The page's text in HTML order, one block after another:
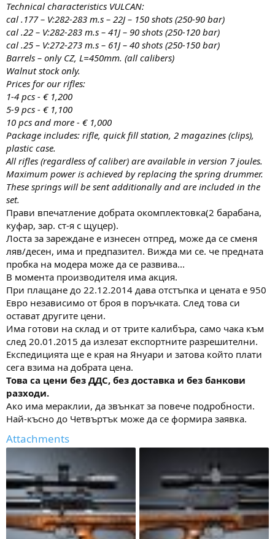
Technical characteristics VULCAN:
cal .177 – V:282-283 m.s – 22J – 150 shots (250-90 bar)
cal .22 – V:282-283 m.s – 41J – 90 shots (250-120 bar)
cal .25 – V:272-273 m.s – 61J – 40 shots (250-150 bar)
Barrels – only CZ, L=450mm. (all calibers)
Walnut stock only.
Prices for our rifles:
1-4 pcs - € 1,200
5-9 pcs - € 1,100
10 pcs and more - € 1,000
Package includes: rifle, quick fill station, 2 magazines (clips),
plastic case.
All rifles (regardless of caliber) are available in version 7 joules.
Maximum power is achieved by replacing the spring drummer.
These springs will be sent additionally and are included in the
set.
Прави впечатление добрата окомплектовка(2 барабана,
куфар, зар. ст-я с щуцер).
Лоста за зареждане е изнесен отпред, може да се сменя
ляв/десен, има и предпазител. Вижда ми се. че предната
пробка на модера може да се развива...
В момента производителя има акция.
При плащане до 22.12.2014 дава отстъпка и цената е 950
Евро независимо от броя в поръчката. След това си
остават другите цени.
Има готови на склад и от трите калибъра, само чака към
след 20.01.2015 да излезат експортните разрешителни.
Експедицията ще е края на Януари и затова който плати
сега взима на добрата цена.
Това са цени без ДДС, без доставка и без банкови
разходи.
Ако има мераклии, да звънкат за повече подробности.
Най-късно до Четвъртък може да се формира заявка.
Attachments